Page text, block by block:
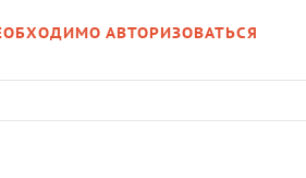
АВТОРИЗОВАТЬСЯ